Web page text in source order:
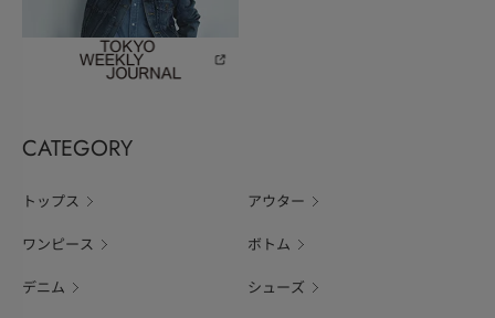
CATEGORY
トップス アウター
ワンピース ボトム
デニム シューズ